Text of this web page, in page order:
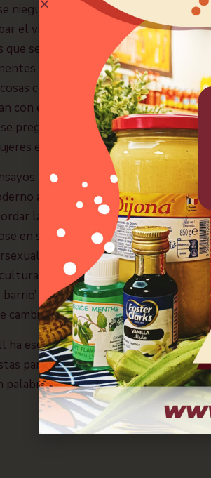
nieguen a dar prioridad a estas
el viejo problema tanto de las
se nieganl lamarse como tal.
sufren en general de su propia
como la raza, la clase, la
con el género. ¿Cómo podemos ser
pregunta Kendall, cuando existe la
estén oprimiendo a otras?
Mikki Kendall apunta a la
argumentando que ha fracasado
las necesidades de todas las
en sus propias experiencias con el
junto con comentarios
pop, el estigma de la salud
ofrece una acusación
cambio.
ha escrito una feroz llamada de
para que hagan realidad el
y con hechos.